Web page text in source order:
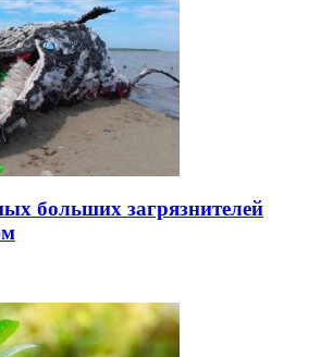
больших загрязнителей